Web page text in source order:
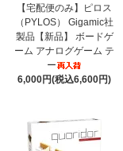
【宅配便のみ】ピロス
（PYLOS） Gigamic社
製品【新品】 ボードゲ
ーム アナログゲーム テ
ー
6,000円(税込6,600円)